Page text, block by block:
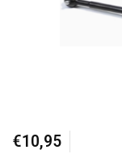
€10,95